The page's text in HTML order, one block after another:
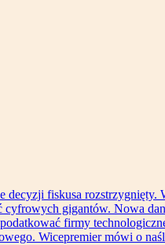
decyzji fiskusa rozstrzygnięty.
cyfrowych gigantów. Nowa
firmy
Wicepremier mówi o